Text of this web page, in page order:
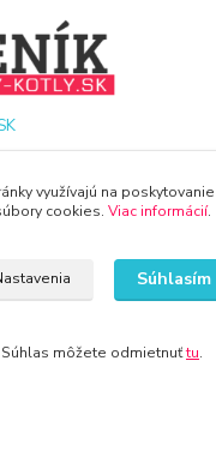
využívajú na
cookies. Viac informácií.
Súhlasím
Súhlas môžete odmietnuťtu.